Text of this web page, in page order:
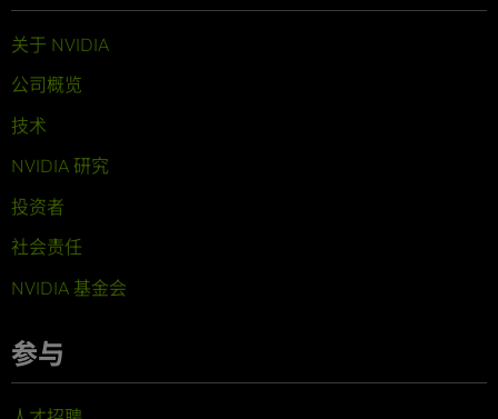
关于 NVIDIA
公司概览
技术
NVIDIA 研究
投资者
社会责任
NVIDIA 基金会
参与